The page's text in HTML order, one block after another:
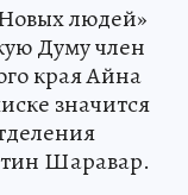
людей»
Думу член
края Айна
значится
Шаравар.